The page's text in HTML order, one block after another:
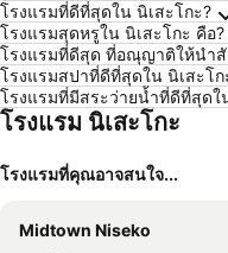
โรงแรมที่ดีที่สุดใน นิเสะโกะ?
โรงแรมสุดหรูใน นิเสะโกะ คือ?
โรงแรมที่ดีสุด ที่อณุญาติให้นำสั
โรงแรมสปาที่ดีที่สุดใน นิเสะโก
โรงแรมที่มีสระว่ายน้ำที่ดีที่สุดใ
โรงแรม นิเสะโกะ
โรงแรมที่คุณอาจสนใจ...
Midtown Niseko